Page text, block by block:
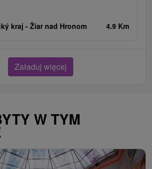
kraj - Žiar nad Hronom 4.9 Km
Załaduj więcej
W TYM